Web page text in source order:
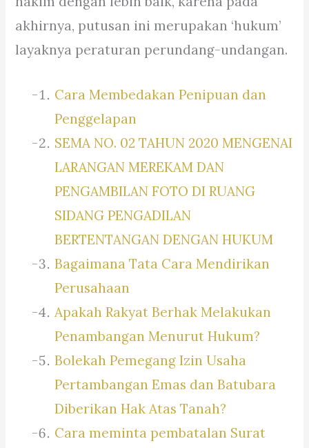
akhirnya, putusan ini merupakan ‘hukum’
layaknya peraturan perundang-undangan.
Cara Membedakan Penipuan dan
Penggelapan
SEMA NO. 02 TAHUN 2020 MENGENAI
LARANGAN MEREKAM DAN
PENGAMBILAN FOTO DI RUANG
SIDANG PENGADILAN
BERTENTANGAN DENGAN HUKUM
Bagaimana Tata Cara Mendirikan
Perusahaan
Apakah Rakyat Berhak Melakukan
Penambangan Menurut Hukum?
Bolekah Pemegang Izin Usaha
Pertambangan Emas dan Batubara
Diberikan Hak Atas Tanah?
Cara meminta pembatalan Surat